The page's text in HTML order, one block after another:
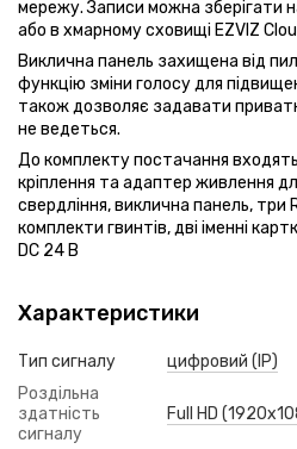
мережу. Записи можна зберігати
або в хмарному сховищі EZVIZ
Виклична панель захищена від
функцію зміни голосу для
також дозволяє задавати
не ведеться.
До комплекту постачання
кріплення та адаптер живлення
свердління, виклична панель, три
комплекти гвинтів, дві іменні
DC 24 В
Характеристики
Тип сигналу
цифровий (IP)
Роздільна
здатність
сигналу
Full HD